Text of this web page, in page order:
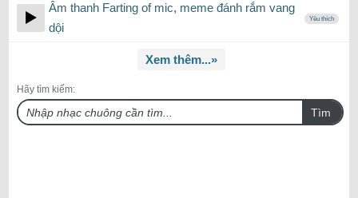
Âm thanh Farting of mic, meme đánh rắm vang
dội
Yêu thích
Xem thêm...»
Hãy tìm kiếm:
Tìm